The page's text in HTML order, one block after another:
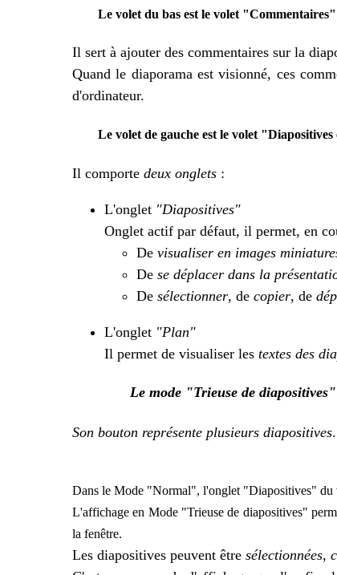
Le volet du bas est le volet "Commentaires"
Il sert à ajouter des commentaires sur la
Quand le diaporama est visionné, ces
d'ordinateur.
Le volet de gauche est le volet
Il comporte deux onglets :
L'onglet "Diapositives"
Onglet actif par défaut, il permet, en
De visualiser en images
De se déplacer dans la
De sélectionner, de copier, de
L'onglet "Plan"
Il permet de visualiser les textes des
Le mode "Trieuse de diapositives"
Son bouton représente plusieurs diapositives
Dans le Mode "Normal", l'onglet "Diapositives" du
L'affichage en Mode "Trieuse de diapositives"
la fenêtre.
Les diapositives peuvent être sélectionnées,